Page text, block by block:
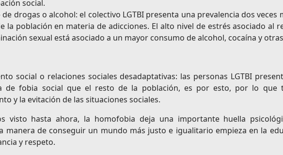
social.
de drogas o alcohol: el colectivo LGTBI presenta una prevalencia dos veces
la población en materia de adicciones. El alto nivel de estrés asociado al
sexual está asociado a un mayor consumo de alcohol, cocaína y
social o relaciones sociales desadaptativas: las personas LGTBI
de fobia social que el resto de la población, es por esto, por lo que
y la evitación de las situaciones sociales.
visto hasta ahora, la homofobia deja una importante huella
manera de conseguir un mundo más justo e igualitario empieza en la
y respeto.